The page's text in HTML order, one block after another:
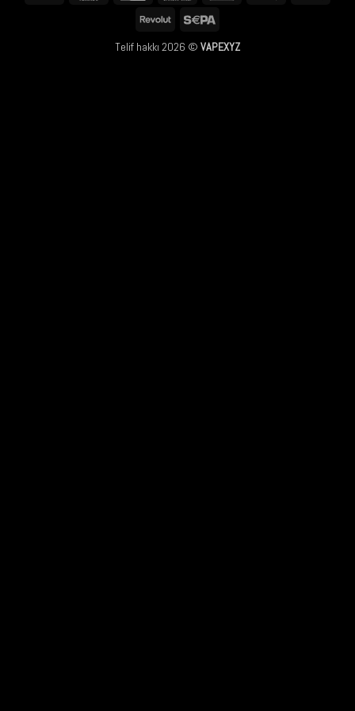
Revolut
Telif hakkı 2026 © VAPEXYZ